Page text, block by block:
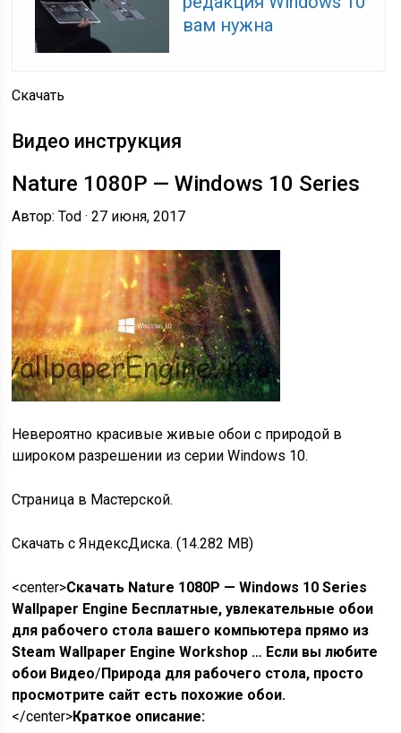
вам нужна
Скачать
Видео инструкция
Nature 1080P — Windows 10 Series
Автор: Tod · 27 июня, 2017
Невероятно красивые живые обои с природой в
широком разрешении из серии Windows 10.
Страница в Мастерской.
Скачать с ЯндексДиска. (14.282 MB)
<center>Скачать Nature 1080P — Windows 10 Series
Wallpaper Engine Бесплатные, увлекательные обои
для рабочего стола вашего компьютера прямо из
Steam Wallpaper Engine Workshop … Если вы любите
обои Видео/Природа для рабочего стола, просто
просмотрите сайт есть похожие обои.
</center>Краткое описание: